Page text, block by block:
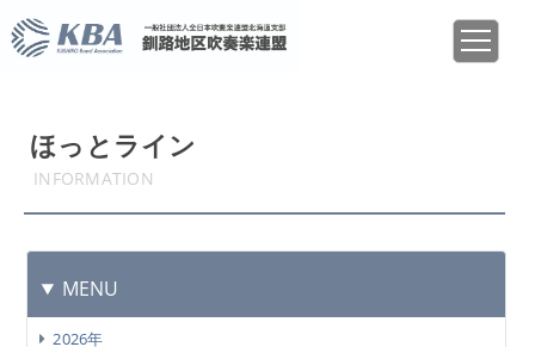
ほっとライン
INFORMATION
MENU
2026年